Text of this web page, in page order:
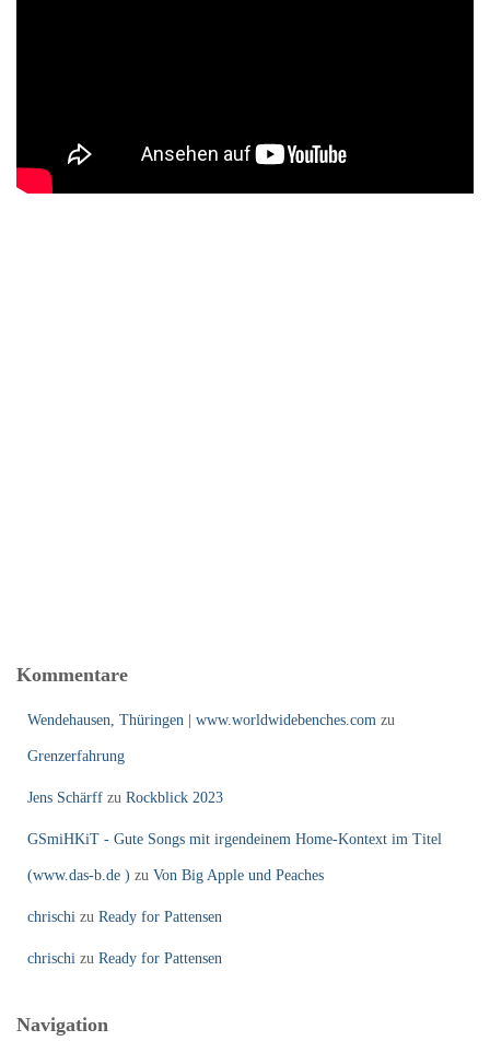
Kommentare
Wendehausen, Thüringen | www.worldwidebenches.com zu
Grenzerfahrung
Jens Schärff zu Rockblick 2023
GSmiHKiT - Gute Songs mit irgendeinem Home-Kontext im Titel
(www.das-b.de ) zu Von Big Apple und Peaches
chrischi zu Ready for Pattensen
chrischi zu Ready for Pattensen
Navigation